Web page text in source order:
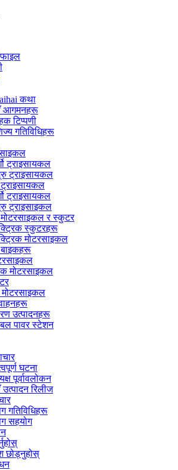
कथा
आगमनहरू
टिप्पणी
गतिविधिहरू
ट्राइसायकल
ट्राइसायकल
ट्राइसायकल
ट्राइसाइकल
र स्कुटर
स्कुटरहरू
मोटरसाइकल
मोटरसाइकल
उत्पादनहरू
पावर स्टेशन
घटना
पूर्वावलोकन
उत्पादन रिलीज
गतिविधिहरू
सहयोग
छोड्नुहोस्